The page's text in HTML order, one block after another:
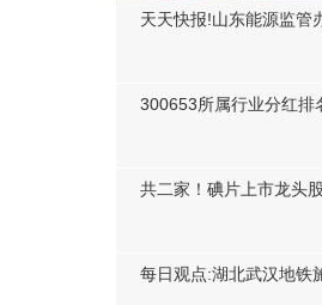
天天快报!山东能源监
300653所属行业分红排
共二家！碘片上市龙头
每日观点:湖北武汉地铁